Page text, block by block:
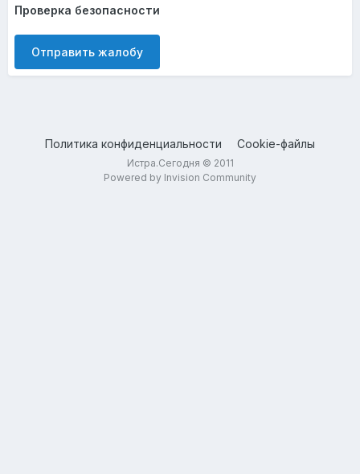
Проверка безопасности
Отправить жалобу
Политика конфиденциальности Cookie-файлы
Истра.Сегодня © 2011
Powered by Invision Community